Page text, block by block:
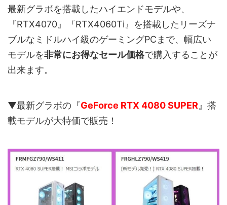
最新グラボを搭載したハイエンドモデルや、
『RTX4070』『RTX4060Ti』を搭載したリーズナ
ブルなミドルハイ級のゲーミングPCまで、幅広い
モデルを非常にお得なセール価格で購入することが
出来ます。
▼最新グラボの『GeForce RTX 4080 SUPER 』搭
載モデルが大特価で販売！